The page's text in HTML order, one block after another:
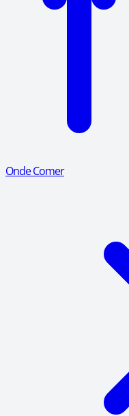
Onde Comer